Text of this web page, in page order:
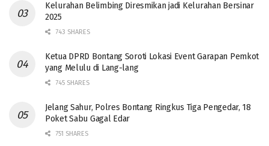
Kelurahan Belimbing Diresmikan jadi Kelurahan Bersinar
2025
743 SHARES
Ketua DPRD Bontang Soroti Lokasi Event Garapan Pemkot
yang Melulu di Lang-lang
745 SHARES
Jelang Sahur, Polres Bontang Ringkus Tiga Pengedar, 18
Poket Sabu Gagal Edar
751 SHARES